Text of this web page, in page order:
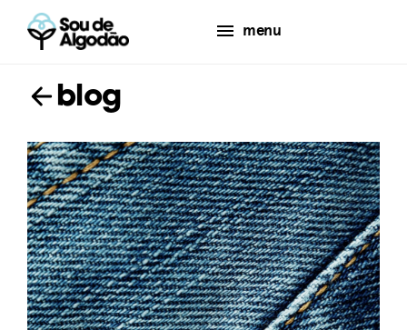
menu
blog